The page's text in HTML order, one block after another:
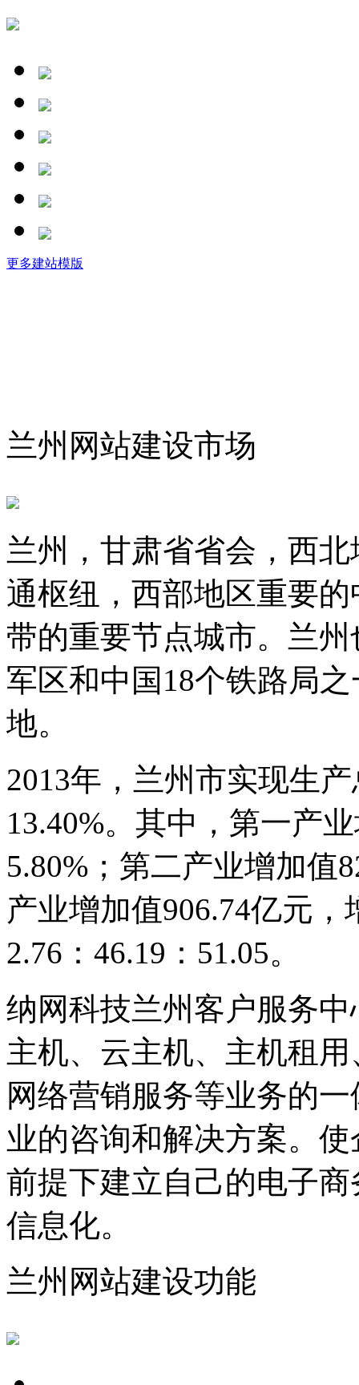
更多建站模版
兰州网站建设市场
兰州，甘肃省省会，西
通枢纽，西部地区重要
带的重要节点城市。兰
军区和中国18个铁路局
地。
2013年，兰州市实现生
13.40%。其中，第一产
5.80%；第二产业增加值
产业增加值906.74亿元
2.76：46.19：51.05。
纳网科技兰州客户服务
主机、云主机、主机租
网络营销服务等业务的
业的咨询和解决方案。
前提下建立自己的电子
信息化。
兰州网站建设功能